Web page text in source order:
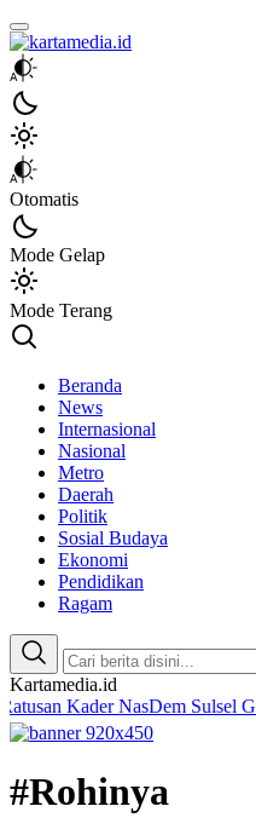
kartamedia.id
Jujur Mengabari
Otomatis
Mode Gelap
Mode Terang
Beranda
News
Internasional
Nasional
Metro
Daerah
Politik
Sosial Budaya
Ekonomi
Pendidikan
Ragam
Kartamedia.id
NasDem Sulsel Gelar
#Rohinya